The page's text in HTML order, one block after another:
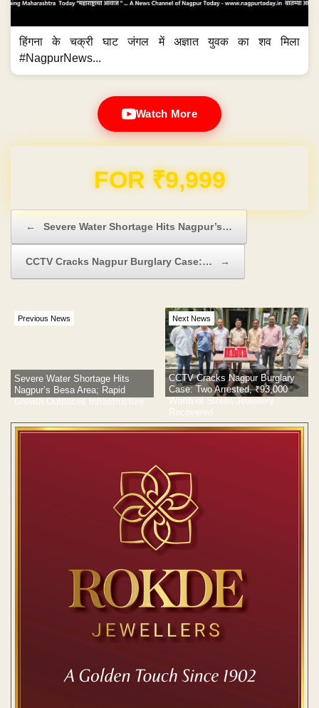
हिंगना के चक्री घाट जंगल में अज्ञात युवक का शव मिला
#NagpurNews...
Watch More
Domain & Hosting FREE for 1 Year
← Severe Water Shortage Hits Nagpur’s…
CCTV Cracks Nagpur Burglary Case:… →
Previous News
Severe Water Shortage Hits
Nagpur’s Besa Area; Rapid
Growth Outpaces Infrastructure
Next News
CCTV Cracks Nagpur Burglary
Case: Two Arrested, ₹93,000
Worth of Stolen Jewellery
Recovered